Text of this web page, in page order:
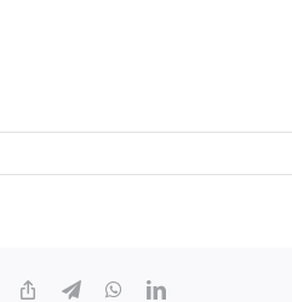
LinkedIn
WhatsApp
Telegram